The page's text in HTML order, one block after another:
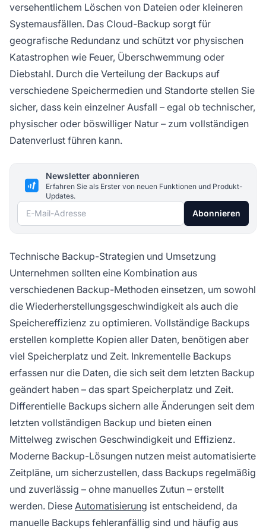
versehentlichem Löschen von Dateien oder kleineren
Systemausfällen. Das Cloud-Backup sorgt für
geografische Redundanz und schützt vor physischen
Katastrophen wie Feuer, Überschwemmung oder
Diebstahl. Durch die Verteilung der Backups auf
verschiedene Speichermedien und Standorte stellen Sie
sicher, dass kein einzelner Ausfall – egal ob technischer,
physischer oder böswilliger Natur – zum vollständigen
Datenverlust führen kann.
Newsletter abonnieren
Erfahren Sie als Erster von neuen Funktionen und Produkt-
Updates.
E-Mail-Adresse Abonnieren
Technische Backup-Strategien und Umsetzung
Unternehmen sollten eine Kombination aus
verschiedenen Backup-Methoden einsetzen, um sowohl
die Wiederherstellungsgeschwindigkeit als auch die
Speichereffizienz zu optimieren. Vollständige Backups
erstellen komplette Kopien aller Daten, benötigen aber
viel Speicherplatz und Zeit. Inkrementelle Backups
erfassen nur die Daten, die sich seit dem letzten Backup
geändert haben – das spart Speicherplatz und Zeit.
Differentielle Backups sichern alle Änderungen seit dem
letzten vollständigen Backup und bieten einen
Mittelweg zwischen Geschwindigkeit und Effizienz.
Moderne Backup-Lösungen nutzen meist automatisierte
Zeitpläne, um sicherzustellen, dass Backups regelmäßig
und zuverlässig – ohne manuelles Zutun – erstellt
werden. Diese Automatisierung ist entscheidend, da
manuelle Backups fehleranfällig sind und häufig aus